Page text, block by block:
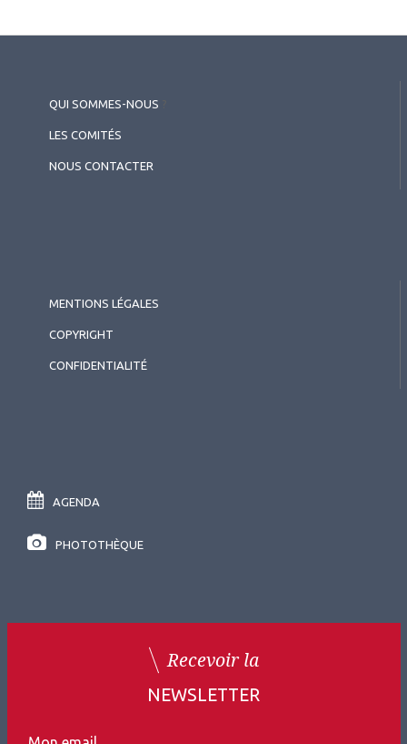
QUI SOMMES-NOUS
LES COMITÉS
NOUS CONTACTER
MENTIONS LÉGALES
COPYRIGHT
CONFIDENTIALITÉ
AGENDA
PHOTOTHÈQUE
Recevoir la
NEWSLETTER